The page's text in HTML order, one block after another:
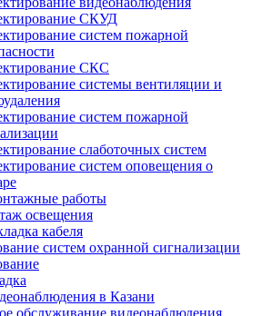
СКУД
систем пожарной
СКС
системы вентиляции и
систем пожарной
слаботочных систем
систем оповещения о
работы
освещения
кабеля
систем охранной сигнализации
в Казани
обслуживание видеонаблюдения